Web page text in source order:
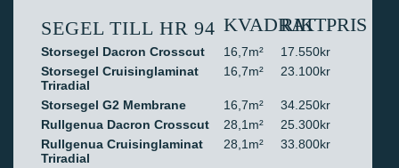
SEGEL TILL HR 94 KVADRATRIKTPRIS
Storsegel Dacron Crosscut 16,7m²
17.550kr
Storsegel Cruisinglaminat
Triradial
16,7m² 23.100kr
Storsegel G2 Membrane 16,7m²
34.250kr
Rullgenua Dacron Crosscut
28,1m²
25.300kr
Rullgenua Cruisinglaminat
Triradial
28,1m² 33.800kr